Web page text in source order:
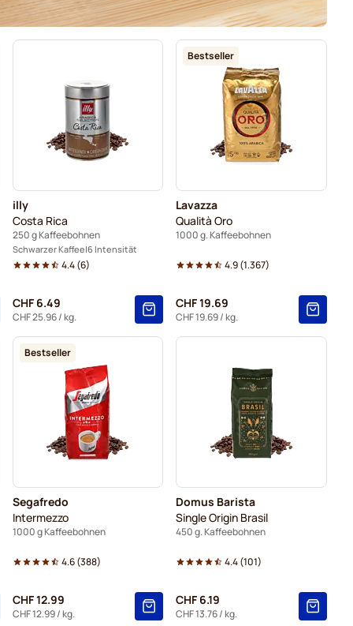
illy
Costa Rica
250 g Kaffeebohnen
Schwarzer Kaffee 6 Intensität
4.4(6)
CHF 6.49
CHF 25.96/ kg.
Bestseller
Lavazza
Qualità Oro
1000 g. Kaffeebohnen
4.9(1.367)
CHF 19.69
CHF 19.69/ kg.
Bestseller
Segafredo
Intermezzo
1000 g Kaffeebohnen
4.6(388)
CHF 12.99
CHF 12.99/ kg.
Domus Barista
Single Origin Brasil
450 g. Kaffeebohnen
4.4(101)
CHF 6.19
CHF 13.76/ kg.